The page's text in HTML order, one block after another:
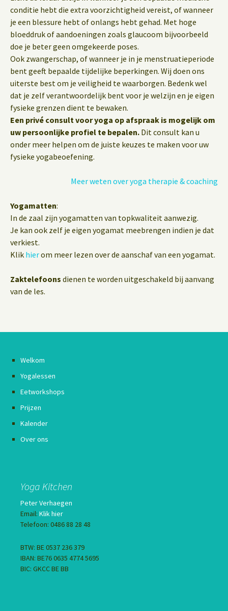
conditie hebt die extra voorzichtigheid vereist, of wanneer
je een blessure hebt of onlangs hebt gehad. Met hoge
bloeddruk of aandoeningen zoals glaucoom bijvoorbeeld
doe je beter geen omgekeerde poses.
Ook zwangerschap, of wanneer je in je menstruatieperiode
bent geeft bepaalde tijdelijke beperkingen. Wij doen ons
uiterste best om je veiligheid te waarborgen. Bedenk wel
dat je zelf verantwoordelijk bent voor je welzijn en je eigen
fysieke grenzen dient te bewaken.
Een privé consult voor yoga op afspraak is mogelijk om
uw persoonlijke profiel te bepalen. Dit consult kan u
onder meer helpen om de juiste keuzes te maken voor uw
fysieke yogabeoefening.
Meer weten over yoga therapie & coaching
Yogamatten:
In de zaal zijn yogamatten van topkwaliteit aanwezig.
Je kan ook zelf je eigen yogamat meebrengen indien je dat
verkiest.
Klik hierom meer lezen over de aanschaf van een yogamat.
Zaktelefoons dienen te worden uitgeschakeld bij aanvang
van de les.
Welkom
Yogalessen
Eetworkshops
Prijzen
Kalender
Over ons
Yoga Kitchen
Peter Verhaegen
Email: Klik hier
Telefoon: 0486 88 28 48
BTW: BE 0537 236 379
IBAN: BE76 0635 4774 5695
BIC: GKCC BE BB